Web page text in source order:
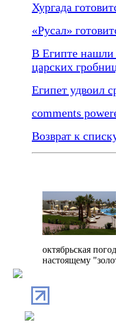
Хургада
«Русал»
В Египте нашли
царских
Египет удвоил
comments
Возврат к
октябрьская
настоящему